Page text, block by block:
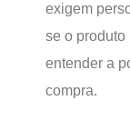
exigem
se o
entender a
compra.